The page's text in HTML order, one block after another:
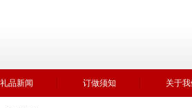
礼品新闻 订做须知 关于我